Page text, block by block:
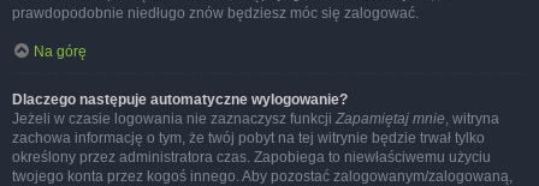
prawdopodobnie niedługo znów będziesz móc się zalogować.
Na górę
Dlaczego następuje automatyczne wylogowanie?
Jeżeli w czasie logowania nie zaznaczysz funkcji Zapamiętaj mnie, witryna
zachowa informację o tym, że twój pobyt na tej witrynie będzie trwał tylko
określony przez administratora czas. Zapobiega to niewłaściwemu użyciu
twojego konta przez kogoś innego. Aby pozostać zalogowanym/zalogowaną,